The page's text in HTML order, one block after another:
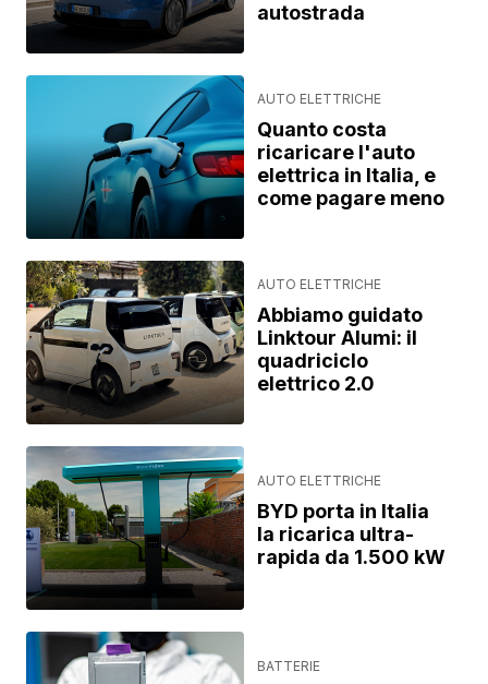
autostrada
AUTO ELETTRICHE
Quanto costa
ricaricare l'auto
elettrica in Italia, e
come pagare meno
AUTO ELETTRICHE
Abbiamo guidato
Linktour Alumi: il
quadriciclo
elettrico 2.0
AUTO ELETTRICHE
BYD porta in Italia
la ricarica ultra-
rapida da 1.500 kW
BATTERIE